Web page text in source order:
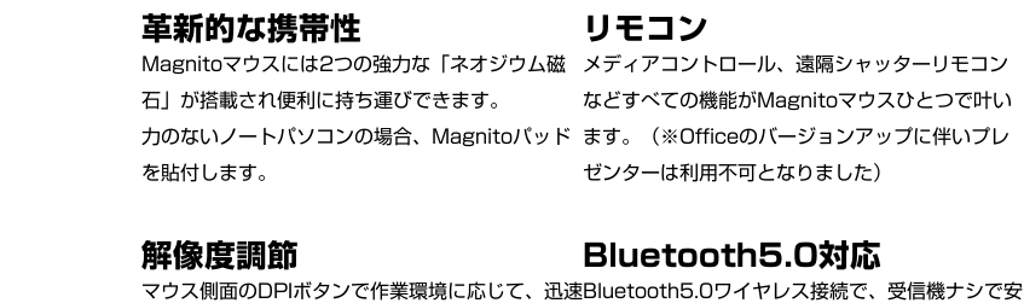
革新的な携帯性
Magnitoマウスには2つの強力な「ネオジウム磁
石」が搭載され便利に持ち運びできます。
力のないノートパソコンの場合、Magnitoパッド
を貼付します。
リモコン
メディアコントロール、遠隔シャッターリモコン
などすべての機能がMagnitoマウスひとつで叶い
ます。（※Officeのバージョンアップに伴いプレ
ゼンターは利用不可となりました）
解像度調節
マウス側面のDPIボタンで作業環境に応じて、迅速
Bluetooth5.0対応
Bluetooth5.0ワイヤレス接続で、受信機ナシで安